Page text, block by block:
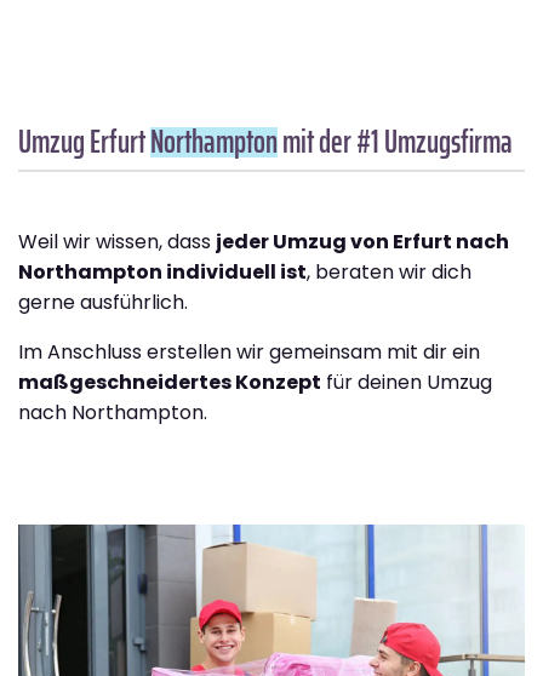
Umzug ErfurtNorthamptonmit der #1 Umzugsfirma
Weil wir wissen, dass jeder Umzug von Erfurt nach
Northampton individuell ist, beraten wir dich
gerne ausführlich.
Im Anschluss erstellen wir gemeinsam mit dir ein
maßgeschneidertes Konzept für deinen Umzug
nach Northampton.